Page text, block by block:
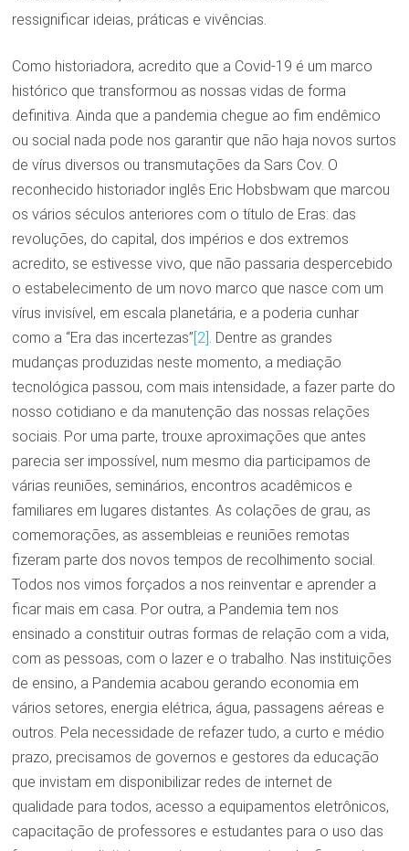
ressignificar ideias, práticas e vivências.
Como historiadora, acredito que a Covid-19 é um marco
histórico que transformou as nossas vidas de forma
definitiva. Ainda que a pandemia chegue ao fim endêmico
ou social nada pode nos garantir que não haja novos surtos
de vírus diversos ou transmutações da Sars Cov. O
reconhecido historiador inglês Eric Hobsbwam que marcou
os vários séculos anteriores com o título de Eras: das
revoluções, do capital, dos impérios e dos extremos
acredito, se estivesse vivo, que não passaria despercebido
o estabelecimento de um novo marco que nasce com um
vírus invisível, em escala planetária, e a poderia cunhar
como a “Era das incertezas”[2]. Dentre as grandes
mudanças produzidas neste momento, a mediação
tecnológica passou, com mais intensidade, a fazer parte do
nosso cotidiano e da manutenção das nossas relações
sociais. Por uma parte, trouxe aproximações que antes
parecia ser impossível, num mesmo dia participamos de
várias reuniões, seminários, encontros acadêmicos e
familiares em lugares distantes. As colações de grau, as
comemorações, as assembleias e reuniões remotas
fizeram parte dos novos tempos de recolhimento social.
Todos nos vimos forçados a nos reinventar e aprender a
ficar mais em casa. Por outra, a Pandemia tem nos
ensinado a constituir outras formas de relação com a vida,
com as pessoas, com o lazer e o trabalho. Nas instituições
de ensino, a Pandemia acabou gerando economia em
vários setores, energia elétrica, água, passagens aéreas e
outros. Pela necessidade de refazer tudo, a curto e médio
prazo, precisamos de governos e gestores da educação
que invistam em disponibilizar redes de internet de
qualidade para todos, acesso a equipamentos eletrônicos,
capacitação de professores e estudantes para o uso das